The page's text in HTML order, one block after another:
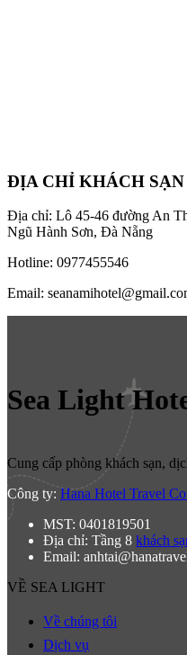
ĐỊA CHỈ KHÁCH SẠN
Địa chỉ: Lô 45-46 đường An
Ngũ Hành Sơn, Đà Nẵng
Hotline: 0977455546
Email:
Sea Light
Cung cấp phòng khách sạn,
Công ty: Hana Hotel Travel
MST: 0401819501
Địa chỉ: Tầng 8 khách
Email:
VỀ SEA LIGHT
Về chúng tôi
Dịch vụ